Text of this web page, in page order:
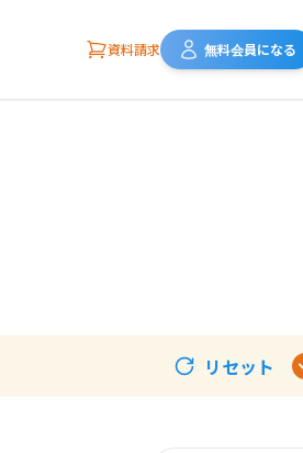
資料請求 無料会員になる
リセット